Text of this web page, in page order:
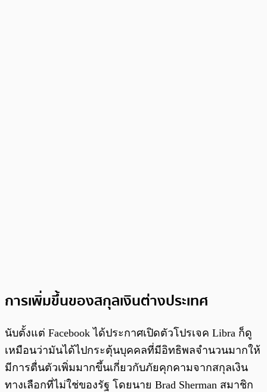
การเพิ่มขึ้นของสกุลเงินต่างประเทศ
นับตั้งแต่ Facebook ได้ประกาศเปิดตัวโปรเจค Libra ก็ดู
เหมือนว่ามันได้ไปกระตุ้นบุคคลที่มีอิทธิพลจำนวนมากให้
มีการตื่นตัวเพิ่มมากขึ้นเกี่ยวกับภัยคุกคามจากสกุลเงิน
ทางเลือกที่ไม่ใช่ของรัฐ โดยนาย Brad Sherman สมาชิก